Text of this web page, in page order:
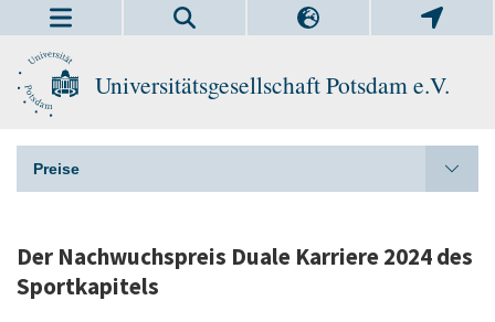
Universitätsgesellschaft Potsdam e.V.
Preise
Der Nachwuchspreis Duale Karriere 2024 des
Sportkapitels